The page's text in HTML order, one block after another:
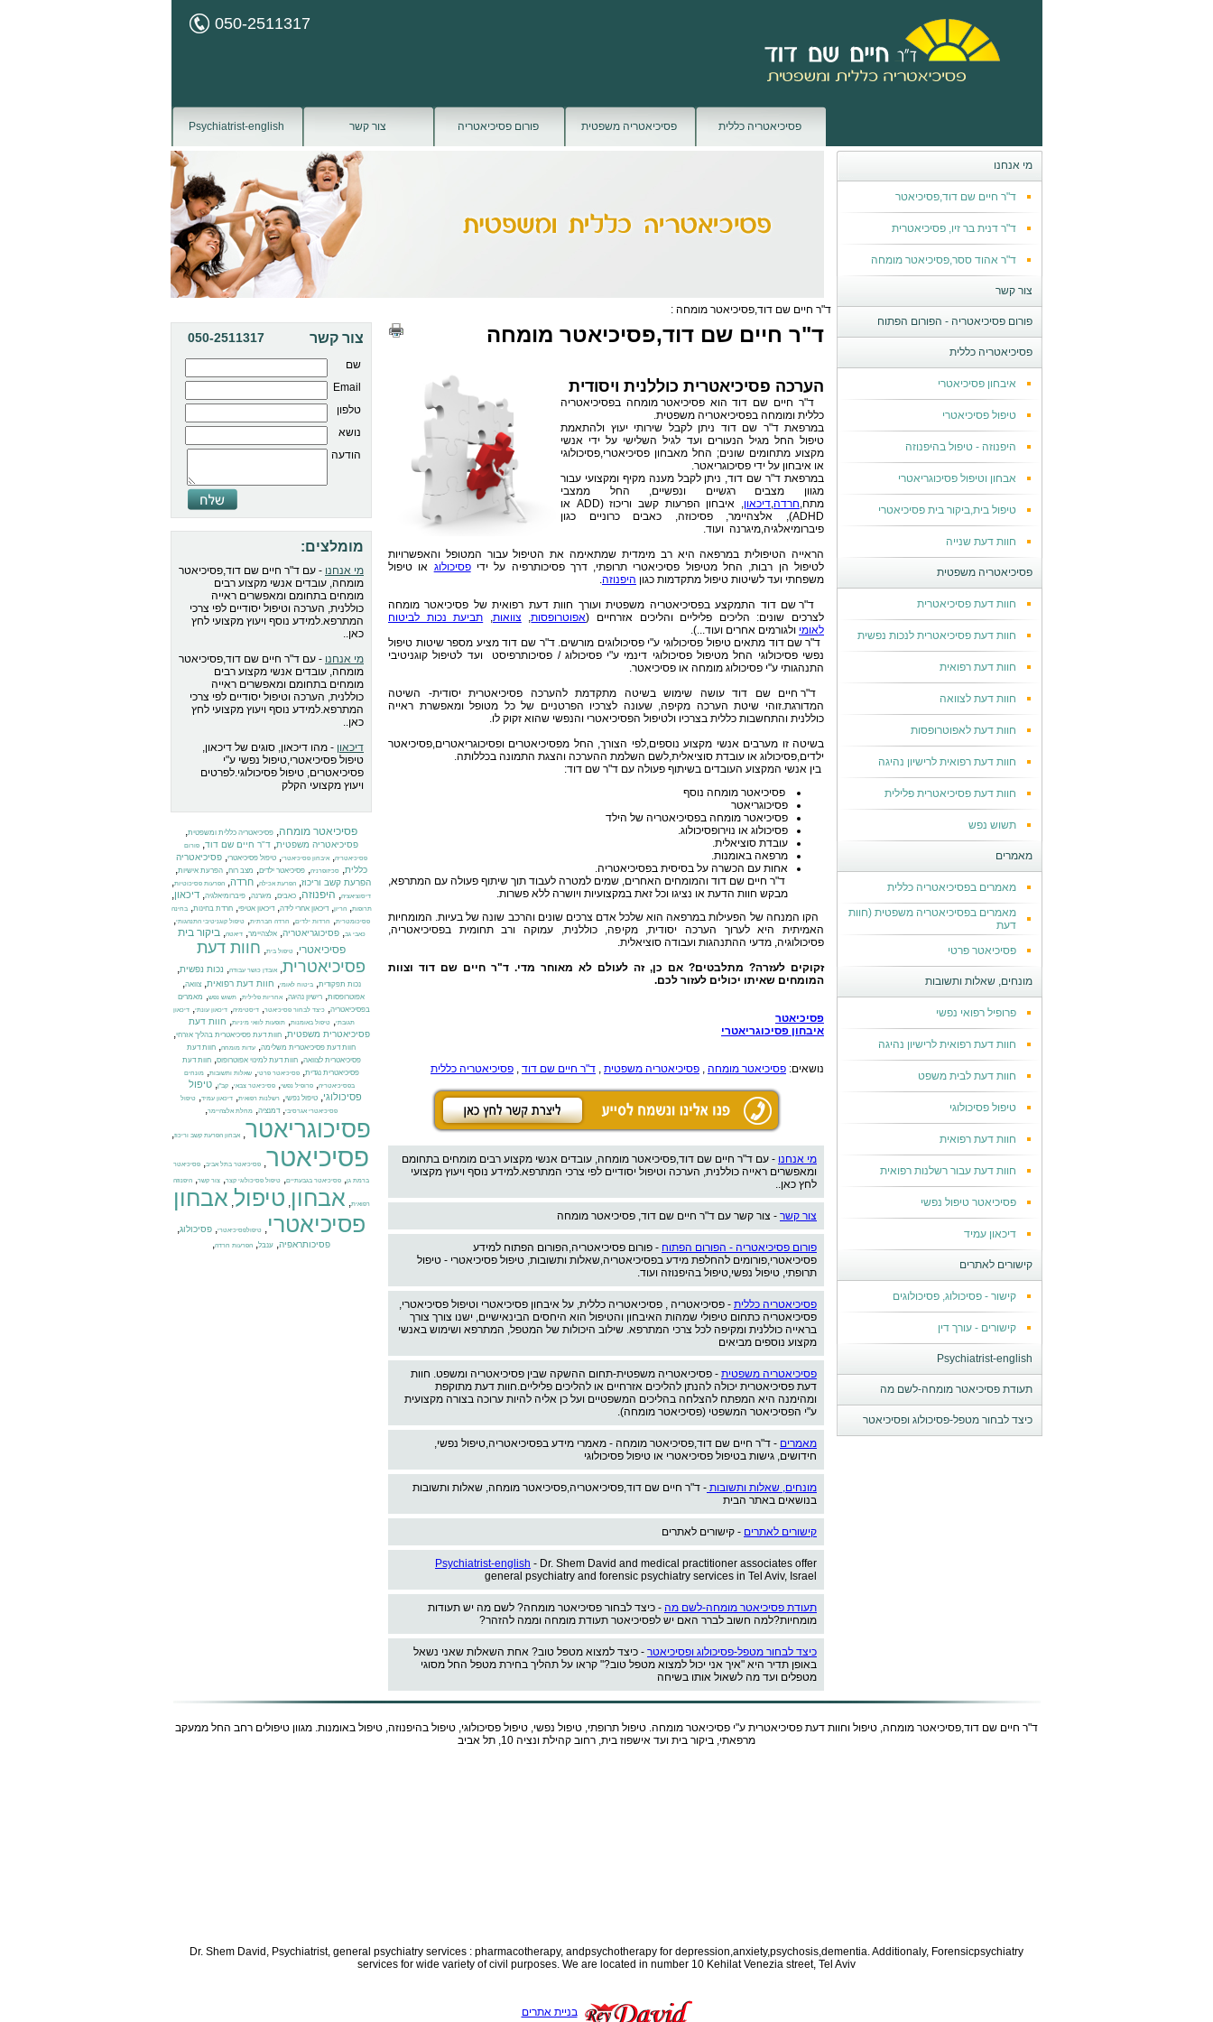
050-2511317
פסיכיאטריה כללית פסיכיאטריה משפטית פורום פסיכיאטריה צור קשר Psychiatrist-english
מי אנחנו
ד"ר חיים שם דוד,פסיכיאטר
ד"ר דנית בר זיו, פסיכיאטרית
ד"ר אהוד ססר,פסיכיאטר מומחה
צור קשר
פורום פסיכיאטריה - הפורום הפתוח
פסיכיאטריה כללית
איבחון פסיכיאטרי
טיפול פסיכיאטרי
היפנוזה - טיפול בהיפנוזה
אבחון וטיפול פסיכוגריאטרי
טיפול בית,ביקור בית פסיכיאטרי
חוות דעת שנייה
פסיכיאטריה משפטית
חוות דעת פסיכיאטרית
חוות דעת פסיכיאטרית לנכות נפשית
חוות דעת רפואית
חוות דעת לצוואה
חוות דעת לאפוטרופסות
חוות דעת רפואית לרישיון נהיגה
חוות דעת פסיכיאטרית פלילית
תשוש נפש
מאמרים
מאמרים בפסיכיאטריה כללית
מאמרים בפסיכיאטריה משפטית (חוות
דעת
פסיכיאטר פרטי
מונחים, שאלות ותשובות
פרופיל רפואי נפשי
חוות דעת רפואית לרישיון נהיגה
חוות דעת לבית משפט
טיפול פסיכולוגי
חוות דעת רפואית
חוות דעת עבור רשלנות רפואית
פסיכיאטר טיפול נפשי
דיכאון עמיד
קישורים לאתרים
קישור - פסיכולוג, פסיכולוגים
קישורים - עורך דין
Psychiatrist-english
תעודת פסיכיאטר מומחה-לשם מה
כיצד לבחור מטפל-פסיכולוג ופסיכיאטר
ד"ר חיים שם דוד,פסיכיאטר מומחה :
ד"ר חיים שם דוד,פסיכיאטר מומחה
הערכה פסיכיאטרית כוללנית ויסודית
ד"ר חיים שם דוד הואפסיכיאטר מומחה בפסיכיאטריה
כללית ומומחה בפסיכיאטריה משפטית.
במרפאת ד"ר שם דוד ניתן לקבל שירותי יעוץ ולהתאמת
טיפול החל מגיל הנעורים ועד לגיל השלישי על ידי אנשי
מקצוע מתחומים שונים; החל מאבחון פסיכיאטרי,פסיכולוגי
או איבחון על ידי פסיכוגריאטר.
במרפאת ד"ר שם דוד, ניתן לקבל מענה מקיף ומקצועי עבור
מגוון מצבים רגשיים ונפשיים, החל ממצבי
מתח,חרדה,דיכאון
, איבחון הפרעות קשב וריכוז (ADD או
ADHD), אלצהיימר, פסיכוזה, כאבים כרוניים כגון
פיברומיאלגיה,מיגרנה ועוד.
הראייה הטיפולית במרפאה היא רב מימדית שמתאימה את הטיפול עבור המטופל והאפשרויות
לטיפול הן רבות, החל מטיפול פסיכיאטרי תרופתי, דרך פסיכותרפיה על ידיפסיכולוג או טיפול
משפחתי ועד לשיטות טיפול מתקדמות כגון היפנוזה.
ד"ר שם דוד התמקצע בפסיכיאטריה משפטית ועורך חוות דעת רפואית של פסיכיאטר מומחה
לצרכים שונים: הליכים פליליים והליכים אזרחיים (אפוטרופסות, צוואות, תביעת נכות לביטוח
לאומי ולגורמים אחרים ועוד...).
ד"ר שם דוד מתאים טיפול פסיכולוגי ע"י פסיכולוגים מורשים. ד"ר שם דוד מציע מספר שיטות טיפול
נפשי פסיכולוגי החל מטיפול פסיכולוגי דינמי ע"י פסיכולוג / פסיכותרפיסט ועד לטיפול קוגניטיבי
התנהגותי ע"י פסיכולוג מומחה או פסיכיאטר.
ד"ר חיים שם דוד עושה שימוש בשיטה מתקדמת להערכה פסיכיאטרית יסודית- השיטה
המדורגת.זוהי שיטת הערכה מקיפה, שעונה לצרכיו הפרטניים של כל מטופל ומאפשרת ראייה
כוללנית והתחשבות כללית בצרכיו ולטיפול הפסיכיאטרי והנפשי שהוא זקוק לו.
בשיטה זו מערבים אנשי מקצוע נוספים,לפי הצורך, החל מפסיכיאטרים ופסיכוגריאטרים,פסיכיאטר
ילדים,פסיכולוג או עובדת סוציאלית,לשם השלמת ההערכה והצגת התמונה בכללותה.
בין אנשי המקצוע העובדים בשיתוף פעולה עם ד"ר שם דוד:
פסיכיאטר מומחה נוסף
פסיכוגריאטר
פסיכיאטר מומחה בפסיכיאטריה של הילד
פסיכולוג או נוירופסיכולוג.
עובדת סוציאלית.
מרפאה באומנות.
אחות עם הכשרה על בסיסית בפסיכיאטריה.
ד"ר חיים שם דוד והמומחים האחרים, שמים למטרה לעבוד תוך שיתוף פעולה עם המתרפא,
מבקש חוות הדעת או נציגו וכל זאת במקצועיות ויושרה ללא פשרות.
הקו המנחה של הפעילות במרפאה הוא שלכל אדם צרכים שונים והרכב שונה של בעיות. המומחיות
האמיתית היא לערוך הערכה יסודית, מקיפה, כוללנית, עמוקה ורב תחומית בפסיכיאטריה,
פסיכולוגיה, מדעי ההתנהגות ועבודה סוציאלית.
זקוקים לעזרה? מתלבטים? אם כן, זה לעולם לא מאוחר מדי. ד"ר חיים שם דוד וצוות
המומחים שאיתו יכולים לעזור לכם.
פסיכיאטר
איבחון פסיכוגריאטרי
נושאים: פסיכיאטר מומחה , פסיכיאטריה משפטית , ד"ר חיים שם דוד , פסיכיאטריה כללית
מי אנחנו - עם ד"ר חיים שם דוד,פסיכיאטר מומחה, עובדים אנשי מקצוע רבים מומחים בתחומם
ומאפשרים ראייה כוללנית, הערכה וטיפול יסודיים לפי צרכי המתרפא.למידע נוסף ויעוץ מקצועי
לחץ כאן..
צור קשר - צור קשר עם ד"ר חיים שם דוד, פסיכיאטר מומחה
פורום פסיכיאטריה - הפורום הפתוח - פורום פסיכיאטריה,הפורום הפתוח למידע
פסיכיאטרי,פורומים להחלפת מידע בפסיכיאטריה,שאלות ותשובות, טיפול פסיכיאטרי - טיפול
תרופתי, טיפול נפשי,טיפול בהיפנוזה ועוד.
פסיכיאטריה כללית - פסיכיאטריה , פסיכיאטריה כללית, על איבחון פסיכיאטרי וטיפול פסיכיאטרי,
פסיכיאטריה כתחום טיפולי שמהות האיבחון והטיפול הוא היחסים הבינאישיים, ישנו צורך צורך
בראייה כוללנית ומקיפה לכל צרכי המתרפא. שילוב היכולות של המטפל, המתרפא ושימוש באנשי
מקצוע נוספים מביאים
פסיכיאטריה משפטית - פסיכיאטריה משפטית-תחום ההשקה שבין פסיכיאטריה ומשפט. חוות
דעת פסיכיאטרית יכולה להנתן להליכים אזרחיים או להליכים פליליים.חוות דעת מתוקפת
ומהימנה היא המפתח להצלחה בהליכים המשפטיים ועל כן אליה להיות ערוכה בצורה מקצועית
ע"י הפסיכיאטר המשפטי (פסיכיאטר מומחה).
מאמרים - ד"ר חיים שם דוד,פסיכיאטר מומחה - מאמרי מידע בפסיכיאטריה,טיפול נפשי,
חידושים, גישות בטיפול פסיכיאטרי או טיפול פסיכולוגי
מונחים, שאלות ותשובות - ד"ר חיים שם דוד,פסיכיאטריה,פסיכיאטר מומחה, שאלות ותשובות
בנושאים באתר הבית
קישורים לאתרים - קישורים לאתרים
Psychiatrist-english - Dr. Shem David and medical practitioner associates offer
general psychiatry and forensic psychiatry services in Tel Aviv, Israel
תעודת פסיכיאטר מומחה-לשם מה - כיצד לבחור פסיכיאטר מומחה? לשם מה יש תעודות
מומחיות?למה חשוב לברר האם יש לפסיכיאטר תעודת מומחה וממה להזהר?
כיצד לבחור מטפל-פסיכולוג ופסיכיאטר - כיצד למצוא מטפל טוב? אחת השאלות שאני נשאל
באופן תדיר היא "איך אני יכול למצוא מטפל טוב?" קראו על תהליך בחירת מטפל החל מסוגי
מטפלים ועד מה לשאול אותו בשיחה
050-2511317 צור קשר
שם
Email
טלפון
נושא
הודעה
מומלצים:
מי אנחנו - עם ד"ר חיים שם דוד,פסיכיאטר
מומחה, עובדים אנשי מקצוע רבים
מומחים בתחומם ומאפשרים ראייה
כוללנית, הערכה וטיפול יסודיים לפי צרכי
המתרפא.למידע נוסף ויעוץ מקצועי לחץ
כאן..
מי אנחנו - עם ד"ר חיים שם דוד,פסיכיאטר
מומחה, עובדים אנשי מקצוע רבים
מומחים בתחומם ומאפשרים ראייה
כוללנית, הערכה וטיפול יסודיים לפי צרכי
המתרפא.למידע נוסף ויעוץ מקצועי לחץ
כאן..
דיכאון - מהו דיכאון, סוגים של דיכאון,
טיפול פסיכיאטרי,טיפול נפשי ע"י
פסיכיאטרים, טיפול פסיכולוגי.לפרטים
ויעוץ מקצועי הקלק
פסיכיאטר מומחה, פסיכיאטריה כללית ומשפטית,
פסיכיאטריה משפטית, ד"ר חיים שם דוד, פורום
פסיכיאטריה,איבחון פסיכיאטרי,טיפול פסיכיאטרי,פסיכיאטריה
כללית, סכיזופרניה, פסיכיאטר ילדים, מצב רוח, הפרעת אישיות,
הפרעת קשב וריכוז, הפרעת אכילה, חרדה, הפרעות פסיכוטיות,
דיסוציאציה, היפנוזה, כאבים, מיגרנה, פיברומיאלגיה, דיכאון,
תרופות,הריון,דיכאון אחרי לידה,דיכאון אטיפי,חרדת בחינות,בחינה
פסיכומטרית, חרדות ילדים, חרדה חברתית,טיפול קוגניטיבי התנהגותי,
כאבי גב,פסיכוגריאטריה,אלצהיימר,דיאטה,ביקור בית
פסיכיאטרי, טיפול בית, חוות דעת
פסיכיאטרית, אובדן כושר עבודה, נכות נפשית,
נכות תפקודית,ביטוח לאומי, חוות דעת רפואית,צוואה,
אפוטרופסות, רישיון נהיגה, אחריות פלילית, תשוש נפש, מאמרים
בפסיכיאטריה,כיצד לבחור פסיכיאטר,דיסטימיה,דיכאון עונתי,דיכאון
תגובתי,טיפול באומנות,תופעות לוואי מיניות, חוות דעת
פסיכיאטרית משפטית,חוות דעת פסיכיאטרית בהליך אזרחי,
חוות דעת פסיכיאטרית משלימה, עדות מומחה, חוות דעת
פסיכיאטרית לצוואה,חוות דעת למינוי אפוטרופוס,חוות דעת
פסיכיאטרית נגדית,פסיכיאטר פרטי,שאלות ותשובות,מונחים
בפסיכיאטריה,פרופיל נפשי,פסיכיאטר צבאי,קב"ן,טיפול
פסיכולוגי, טיפול נפשי, רשלנות רפואית, דיכאון עמיד, טיפול
פסיכיאטרי אגרסיבי,דמנציה, מחלת אלצהיימר,
פסיכוגריאטר, אבחון הפרעת קשב וריכוז,
פסיכיאטר, פסיכיאטר בתל אביב, פסיכיאטר
ברמת גן, פסיכיאטר בגבעתיים, טיפול פסיכולוגי קצר, צור קשר, היפנוזה
רפואית, אבחון, טיפול, אבחון
פסיכיאטרי, טיפולפסיכיאטרי, פסיכולוג,
פסיכותראפיה, ענבל, הפרעות חרדה,
ד"ר חיים שם דוד,פסיכיאטר מומחה, טיפול וחוות דעת פסיכיאטרית ע"י פסיכיאטר מומחה. טיפול תרופתי, טיפול נפשי, טיפול פסיכולוגי, טיפול בהיפנוזה, טיפול באומנות. מגוון טיפולים רחב החל ממעקב
מרפאתי, ביקור בית ועד אישפוז בית, רחוב קהילת ונציה 10, תל אביב
Dr. Shem David, Psychiatrist, general psychiatry services : pharmacotherapy, andpsychotherapy for depression,anxiety,psychosis,dementia. Additionaly, Forensicpsychiatry
services for wide variety of civil purposes. We are located in number 10 Kehilat Venezia street, Tel Aviv
בניית אתרים